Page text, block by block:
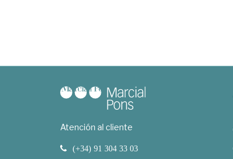
Atención al cliente
(+34) 91 304 33 03